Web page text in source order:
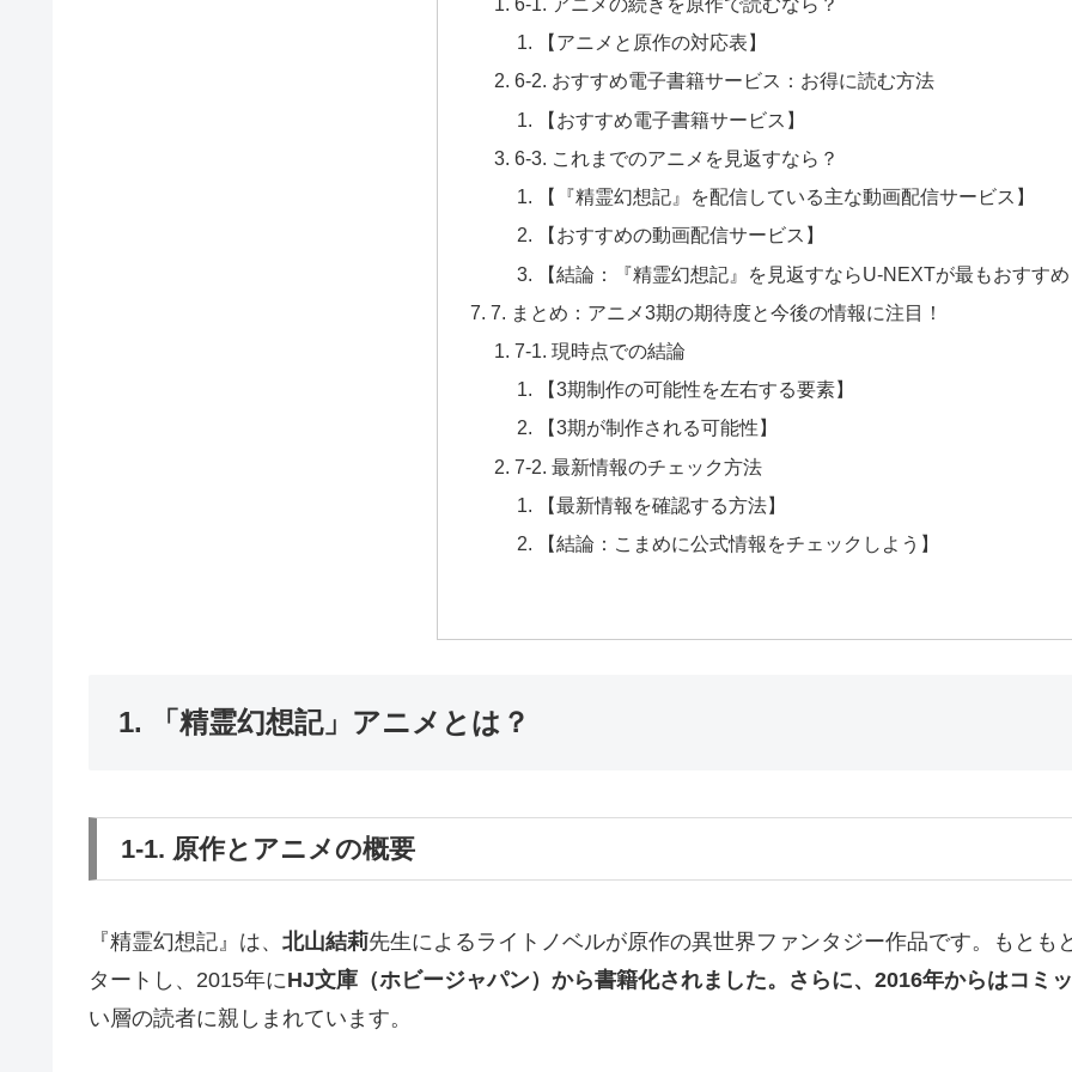
【アニメと原作の対応表】
6-2. おすすめ電子書籍サービス：お得に読む方法
【おすすめ電子書籍サービス】
6-3. これまでのアニメを見返すなら？
【『精霊幻想記』を配信している主な動画配信サービス】
【おすすめの動画配信サービス】
【結論：『精霊幻想記』を見返すならU-NEXTが最もおすす
7. まとめ：アニメ3期の期待度と今後の情報に注目！
7-1. 現時点での結論
【3期制作の可能性を左右する要素】
【3期が制作される可能性】
7-2. 最新情報のチェック方法
【最新情報を確認する方法】
【結論：こまめに公式情報をチェックしよう】
1. 「精霊幻想記」アニメとは？
1-1. 原作とアニメの概要
『精霊幻想記』は、 北山結莉先生によるライトノベルが原作の異世界ファンタジー作品です。もと
タートし、2015年にHJ文庫（ホビージャパン）から書籍化されました。さらに、2016年からはコミ
い層の読者に親しまれています。